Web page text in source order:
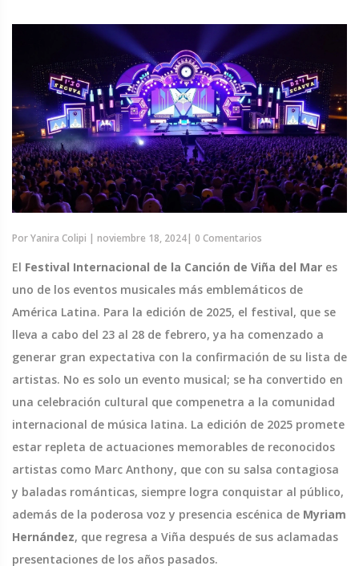
PorYanira Colipi | noviembre 18, 2024| 0 Comentarios
El Festival Internacional de la Canción de Viña del Mar es
uno de los eventos musicales más emblemáticos de
América Latina. Para la edición de 2025, el festival, que se
lleva a cabo del 23 al 28 de febrero, ya ha comenzado a
generar gran expectativa con la confirmación de su lista de
artistas. No es solo un evento musical; se ha convertido en
una celebración cultural que compenetra a la comunidad
internacional de música latina. La edición de 2025 promete
estar repleta de actuaciones memorables de reconocidos
artistas como Marc Anthony, que con su salsa contagiosa
y baladas románticas, siempre logra conquistar al público,
además de la poderosa voz y presencia escénica de Myriam
Hernández, que regresa a Viña después de sus aclamadas
presentaciones de los años pasados.